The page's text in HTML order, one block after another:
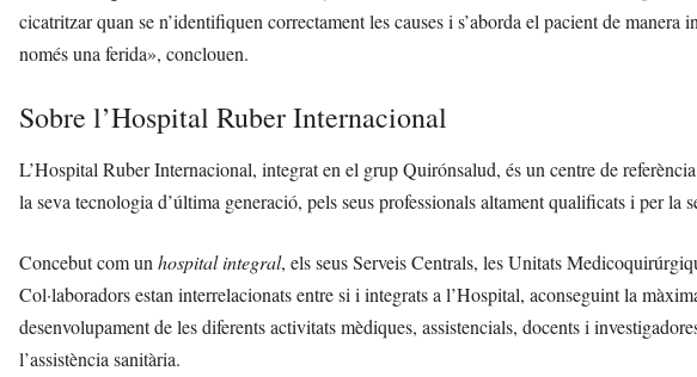
cicatritzar quan se n’identifiquen correctament les causes i s’aborda el pacient de
només una ferida», conclouen.
Sobre l’Hospital Ruber Internacional
L’Hospital Ruber Internacional, integrat en el grup Quirónsalud, és un centre de
la seva tecnologia d’última generació, pels seus professionals altament qualificats i per la
Concebut com un hospital integral, els seus Serveis Centrals, les Unitats
Col·laboradors estan interrelacionats entre si i integrats a l’Hospital, aconseguint la
desenvolupament de les diferents activitats mèdiques, assistencials, docents i
l’assistència sanitària.